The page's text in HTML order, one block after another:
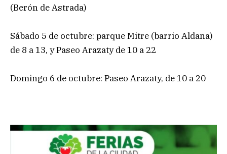
(Berón de Astrada)
Sábado 5 de octubre: parque Mitre (barrio Aldana)
de 8 a 13, y Paseo Arazaty de 10 a 22
Domingo 6 de octubre: Paseo Arazaty, de 10 a 20